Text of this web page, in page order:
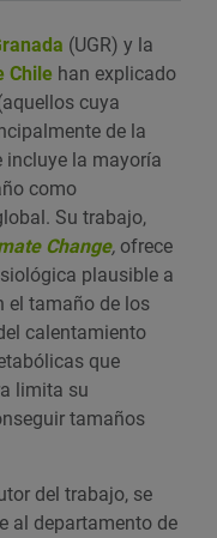
(UGR) y la
Chile han explicado
cuya
de la
incluye la mayoría
como
Su trabajo,
Change, ofrece
plausible a
el tamaño de los
calentamiento
que
limita su
tamaños
del trabajo, se
al departamento de